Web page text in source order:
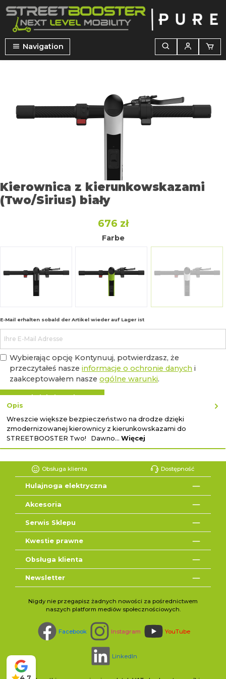
zawartości
Navigation
Kierownica z kierunkowskazami
(Two/Sirius) biały
676 zł
Farbe
schwarz (Two/Sirius)grün (Two/Sirius) weiss
(Ta opcja
E-Mail erhalten sobald der Artikel wieder auf Lager ist
Wybierając opcję Kontynuuj, potwierdzasz, że
przeczytałeś naszeinformacje o ochronie danych i
zaakceptowałem naszeogólne warunki.
Benachrichtigen lassen
Opis
Wreszcie większe bezpieczeństwo na drodze dzięki
zmodernizowanej kierownicy z kierunkowskazami do
STREETBOOSTER Two! Dawno… Więcej
Obsługa klienta Dostępność
Hulajnoga elektryczna
Akcesoria
Serwis Sklepu
Kwestie prawne
Obsługa klienta
Newsletter
Nigdy nie przegapisz żadnych nowości za pośrednictwem
naszych platform mediów społecznościowych.
Facebook Instagram YouTube
LinkedIn